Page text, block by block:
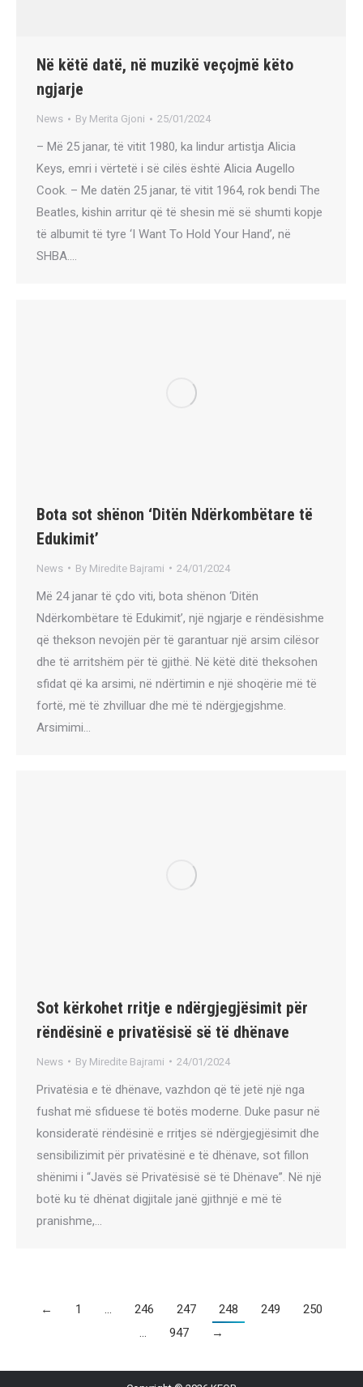
Në këtë datë, në muzikë veçojmë këto
ngjarje
News By Merita Gjoni 25/01/2024
– Më 25 janar, të vitit 1980, ka lindur artistja Alicia
Keys, emri i vërtetë i së cilës është Alicia Augello
Cook. – Me datën 25 janar, të vitit 1964, rok bendi The
Beatles, kishin arritur që të shesin më së shumti kopje
të albumit të tyre ‘I Want To Hold Your Hand’, në
SHBA.…
Bota sot shënon ‘Ditën Ndërkombëtare të
Edukimit’
News By Miredite Bajrami 24/01/2024
Më 24 janar të çdo viti, bota shënon ‘Ditën
Ndërkombëtare të Edukimit’, një ngjarje e rëndësishme
që thekson nevojën për të garantuar një arsim cilësor
dhe të arritshëm për të gjithë. Në këtë ditë theksohen
sfidat që ka arsimi, në ndërtimin e një shoqërie më të
fortë, më të zhvilluar dhe më të ndërgjegjshme.
Arsimimi…
Sot kërkohet rritje e ndërgjegjësimit për
rëndësinë e privatësisë së të dhënave
News By Miredite Bajrami 24/01/2024
Privatësia e të dhënave, vazhdon që të jetë një nga
fushat më sfiduese të botës moderne. Duke pasur në
konsideratë rëndësinë e rritjes së ndërgjegjësimit dhe
sensibilizimit për privatësinë e të dhënave, sot fillon
shënimi i “Javës së Privatësisë së të Dhënave”. Në një
botë ku të dhënat digjitale janë gjithnjë e më të
pranishme,…
← 1 … 246 247 248 249
250
…
947 →